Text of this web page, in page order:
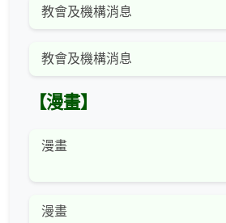
教會及機構消息
教會及機構消息
【漫畫】
漫畫
漫畫